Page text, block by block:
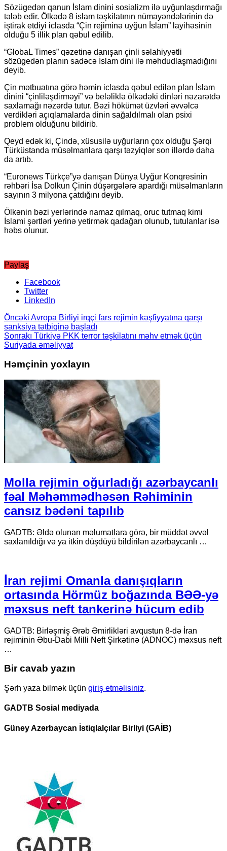
Sözügedən qanun İslam dinini sosializm ilə uyğunlaşdırmağı
tələb edir. Ölkədə 8 islam təşkilatının nümayəndələrinin də
iştirak etdiyi iclasda “Çin rejiminə uyğun İslam” layihəsinin
olduğu 5 illik plan qəbul edilib.
“GlobaL Times” qəzetinə danışan çinli səlahiyyətli
sözügedən planın sadəcə İslam dini ilə məhdudlaşmadığını
deyib.
Çin mətbuatına görə həmin iclasda qəbul edilən plan İslam
dinini “çinliləşdirməyi” və beləliklə ölkədəki dinləri nəzarətdə
saxlamağı nəzərdə tutur. Bəzi hökümət üzvləri əvvəlcə
verdikləri açıqlamalarda dinin sağaldılmalı olan psixi
problem olduğunu bildirib.
Qeyd edək ki, Çində, xüsusilə uyğurların çox olduğu Şərqi
Türküstanda müsəlmanlara qarşı təzyiqlər son illərdə daha
da artıb.
“Euronews Türkçe”yə danışan Dünya Uyğur Konqresinin
rəhbəri İsa Dolkun Çinin düşərgələrə apardığı müsəlmanların
sayının 3 milyona çatdığını deyib.
Ölkənin bəzi yerlərində namaz qılmaq, oruc tutmaq kimi
İslami şərtləri yerinə yetirmək qadağan olunub, tutulanlar isə
həbs olunur.
Paylaş
Facebook
Twitter
LinkedIn
Öncəki Avropa Birliyi irqçi fars rejimin kəşfiyyatına qarşı
sanksiya tətbiqinə başladı
Sonrakı Türkiyə PKK terror təşkilatını məhv etmək üçün
Suriyada əməliyyat
Həmçinin yoxlayın
Molla rejimin oğurladığı azərbaycanlı
fəal Məhəmmədhəsən Rəhiminin
cansız bədəni tapılıb
GADTB: Əldə olunan məlumatlara görə, bir müddət əvvəl
saxlanıldığı və ya itkin düşdüyü bildirilən azərbaycanlı …
İran rejimi Omanla danışıqların
ortasında Hörmüz boğazında BƏƏ-yə
məxsus neft tankerinə hücum edib
GADTB: Birləşmiş Ərəb Əmirlikləri avqustun 8-də İran
rejiminin Əbu-Dabi Milli Neft Şirkətinə (ADNOC) məxsus neft
…
Bir cavab yazın
Şərh yaza bilmək üçün giriş etməlisiniz.
GADTB Sosial mediyada
Güney Azərbaycan İstiqlalçılar Birliyi (GAİB)